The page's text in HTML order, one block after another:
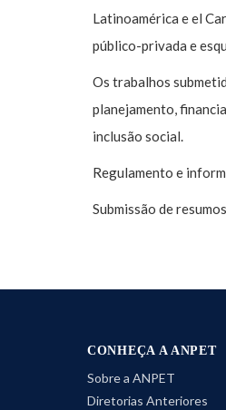
Latinoamérica e el
público-privada e
Os trabalhos
planejamento,
inclusão social.
Regulamento e
Submissão de
CONHEÇA A ANPET
Sobre a ANPET
Diretorias Anteriores